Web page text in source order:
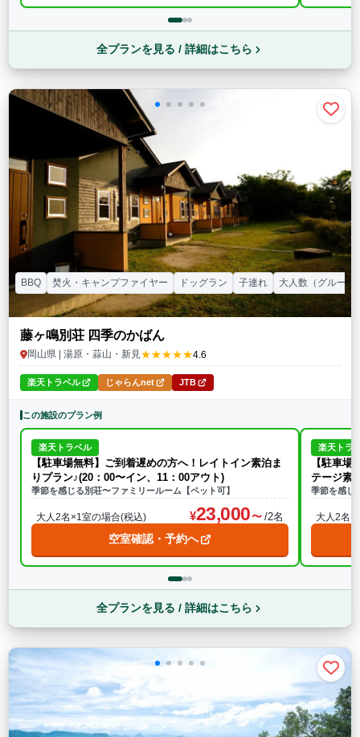
全プランを見る / 詳細はこちら
藤ヶ鳴別荘 四季のかばん
岡山県 | 湯原・蒜山・新見★★★★★4.6
BBQ 焚火・キャンプファイヤー ドッグラン 子連れ 大人数（グループ
楽天トラベル じゃらんnet JTB
この施設のプラン例
楽天トラベル
【駐車場無料】ご到着遅めの方へ！レイトイン素泊ま
りプラン♪(20：00〜イン、11：00アウト)
季節を感じる別荘〜ファミリールーム【ペット可】
大人2名×1室の場合(税込) 23,000 /2名
空室確認・予約へ
楽天トラ
【駐車
テージ素
季節を感じ
大人2名
全プランを見る / 詳細はこちら